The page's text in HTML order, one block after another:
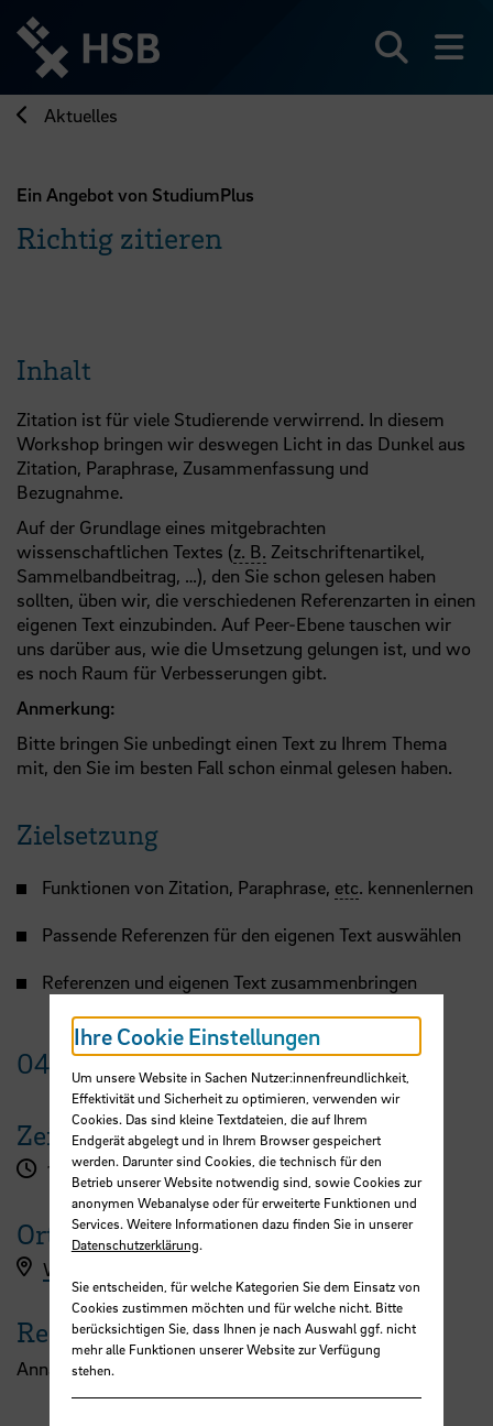
zum
Seiteninhalt
springen
Aktuelles
Ein Angebot von StudiumPlus
Richtig zitieren
Inhalt
Zitation ist für viele Studierende verwirrend. In diesem
Workshop bringen wir deswegen Licht in das Dunkel aus
Zitation, Paraphrase, Zusammenfassung und
Bezugnahme.
Auf der Grundlage eines mitgebrachten
wissenschaftlichen Textes (z. B. Zeitschriftenartikel,
Sammelbandbeitrag, …), den Sie schon gelesen haben
sollten, üben wir, die verschiedenen Referenzarten in einen
eigenen Text einzubinden. Auf Peer-Ebene tauschen wir
uns darüber aus, wie die Umsetzung gelungen ist, und wo
es noch Raum für Verbesserungen gibt.
Anmerkung:
Bitte bringen Sie unbedingt einen Text zu Ihrem Thema
mit, den Sie im besten Fall schon einmal gelesen haben.
Zielsetzung
Funktionen von Zitation, Paraphrase, etc. kennenlernen
Passende Referenzen für den eigenen Text auswählen
Referenzen und eigenen Text zusammenbringen
04. Juli2025
Zeit
15:00 - 18:00 Uhr
Ort
Workshopanmeldung hier
Referent:in
Anna Kaim
Ihre Cookie Einstellungen
Um unsere Website in Sachen Nutzer:innenfreundlichkeit,
Effektivität und Sicherheit zu optimieren, verwenden wir
Cookies. Das sind kleine Textdateien, die auf Ihrem
Endgerät abgelegt und in Ihrem Browser gespeichert
werden. Darunter sind Cookies, die technisch für den
Betrieb unserer Website notwendig sind, sowie Cookies zur
anonymen Webanalyse oder für erweiterte Funktionen und
Services. Weitere Informationen dazu finden Sie in unserer
Datenschutzerklärung.
Sie entscheiden, für welche Kategorien Sie dem Einsatz von
Cookies zustimmen möchten und für welche nicht. Bitte
berücksichtigen Sie, dass Ihnen je nach Auswahl ggf. nicht
mehr alle Funktionen unserer Website zur Verfügung
stehen.